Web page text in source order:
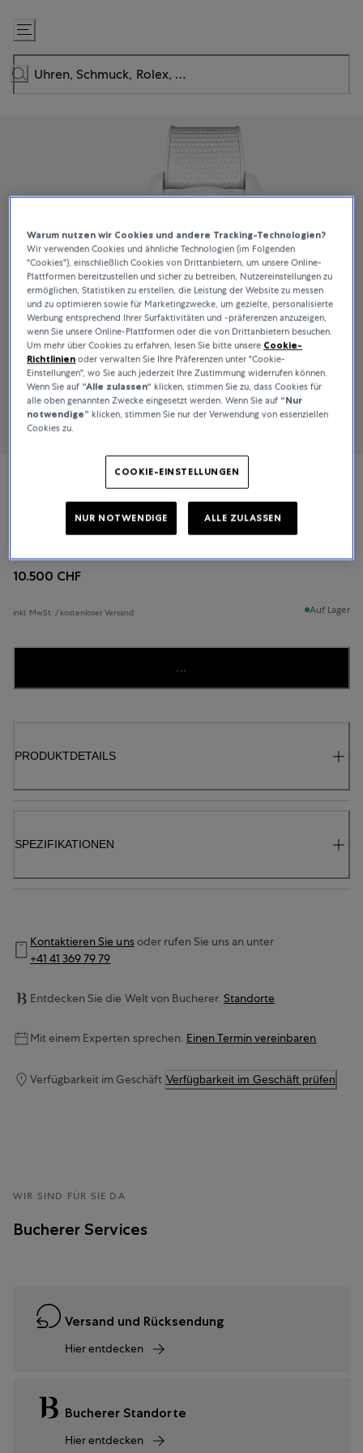
Zum
Inhalt
springen
IWC Schaffhausen
Pilot’s Watch Chronograph
10.500 CHF
inkl. MwSt. / kostenloser Versand Auf Lager
...
PRODUKTDETAILS
SPEZIFIKATIONEN
Kontaktieren Sie unsoder rufen Sie uns an unter
+41 41 369 79 79
Entdecken Sie die Welt von Bucherer. Standorte
Mit einem Experten sprechen. Einen Termin vereinbaren
Verfügbarkeit im Geschäft Verfügbarkeit im Geschäft prüfen
WIR SIND FÜR SIE DA
Bucherer Services
Versand und Rücksendung
Hier entdecken
Bucherer Standorte
Hier entdecken
Warum nutzen wir Cookies und andere Tracking-Technologien?
Wir verwenden Cookies und ähnliche Technologien (im Folgenden
"Cookies"), einschließlich Cookies von Drittanbietern, um unsere Online-
Plattformen bereitzustellen und sicher zu betreiben, Nutzereinstellungen zu
ermöglichen, Statistiken zu erstellen, die Leistung der Website zu messen
und zu optimieren sowie für Marketingzwecke, um gezielte, personalisierte
Werbung entsprechend Ihrer Surfaktivitäten und -präferenzen anzuzeigen,
wenn Sie unsere Online-Plattformen oder die von Drittanbietern besuchen.
Um mehr über Cookies zu erfahren, lesen Sie bitte unsere Cookie-
Richtlinien oder verwalten Sie Ihre Präferenzen unter "Cookie-
Einstellungen", wo Sie auch jederzeit Ihre Zustimmung widerrufen können.
Wenn Sie auf “Alle zulassen“ klicken, stimmen Sie zu, dass Cookies für
alle oben genannten Zwecke eingesetzt werden. Wenn Sie auf “Nur
notwendige” klicken, stimmen Sie nur der Verwendung von essenziellen
Cookies zu.
COOKIE-EINSTELLUNGEN
NUR NOTWENDIGE ALLE ZULASSEN